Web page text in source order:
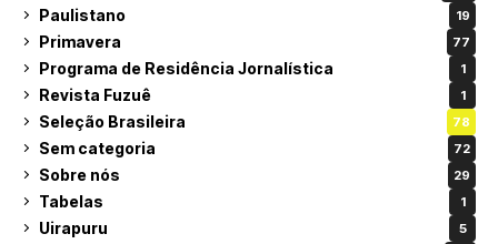
Paulistano 19
Primavera 77
Programa de Residência Jornalística 1
Revista Fuzuê 1
Seleção Brasileira 78
Sem categoria 72
Sobre nós 29
Tabelas 1
Uirapuru 5